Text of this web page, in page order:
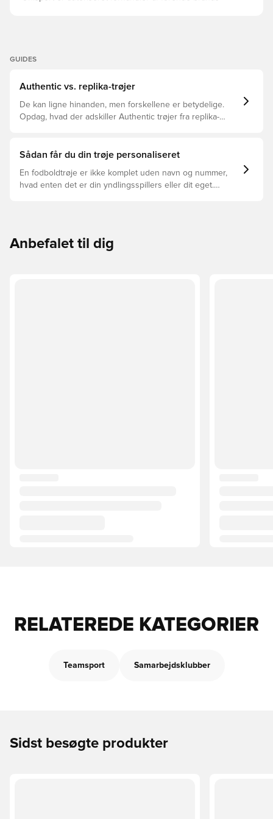
GUIDES
Authentic vs. replika-trøjer
De kan ligne hinanden, men forskellene er betydelige.
Opdag, hvad der adskiller Authentic trøjer fra replika-
Sådan får du din trøje personaliseret
En fodboldtrøje er ikke komplet uden navn og nummer,
hvad enten det er din yndlingsspillers eller dit eget.
Anbefalet til dig
RELATEREDE KATEGORIER
Teamsport Samarbejdsklubber
Sidst besøgte produkter